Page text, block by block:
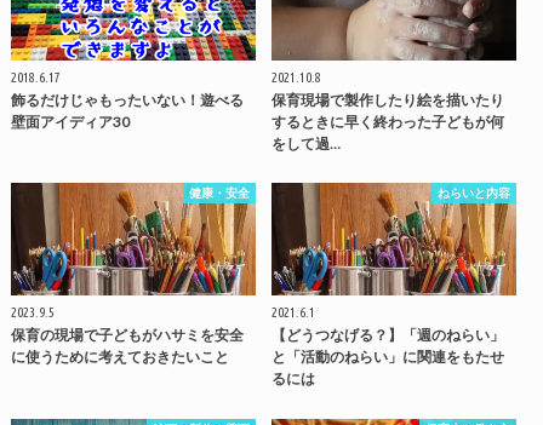
2018.6.17
飾るだけじゃもったいない！遊べる
壁面アイディア30
2021.10.8
保育現場で製作したり絵を描いたり
するときに早く終わった子どもが何
をして過…
健康・安全
2023.9.5
保育の現場で子どもがハサミを安全
に使うために考えておきたいこと
ねらいと内容
2021.6.1
【どうつなげる？】「週のねらい」
と「活動のねらい」に関連をもたせ
るには